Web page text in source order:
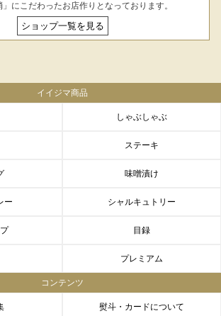
」にこだわったお店作りとなっております。
ショップ一覧を見る
イイジマ商品
しゃぶしゃぶ
ステーキ
味噌漬け
ー シャルキュトリー
目録
プレミアム
コンテンツ
熨斗・カードについて